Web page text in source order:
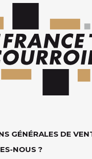
GÉNÉRALES DE
NOUS ?